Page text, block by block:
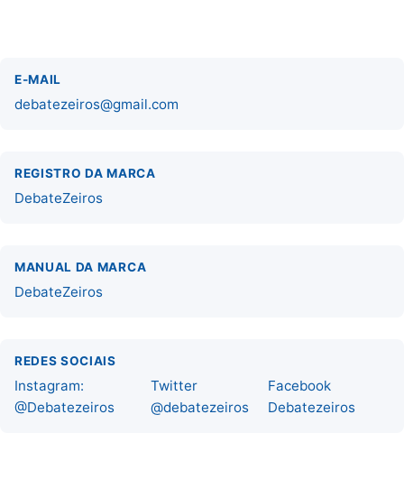
E-MAIL
debatezeiros@gmail.com
REGISTRO DA MARCA
DebateZeiros
MANUAL DA MARCA
DebateZeiros
REDES SOCIAIS
Instagram:
@Debatezeiros
Twitter
@debatezeiros
Facebook
Debatezeiros